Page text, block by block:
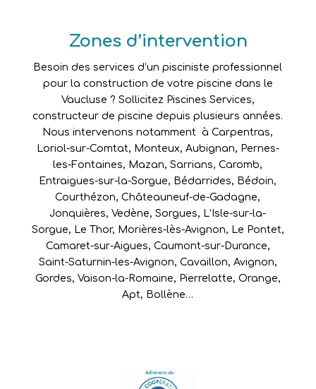
Zones d’intervention
Besoin des services d’un pisciniste professionnel
pour la construction de votre piscine dans le
Vaucluse ? Sollicitez Piscines Services,
constructeur de piscine depuis plusieurs années.
Nous intervenons notamment àCarpentras,
Loriol-sur-Comtat, Monteux, Aubignan, Pernes-
les-Fontaines, Mazan,Sarrians,Caromb,
Entraigues-sur-la-Sorgue, Bédarrides, Bédoin,
Courthézon,Châteauneuf-de-Gadagne,
Jonquières,Vedène,Sorgues, L’Isle-sur-la-
Sorgue, Le Thor, Morières-lès-Avignon, Le Pontet,
Camaret-sur-Aigues, Caumont-sur-Durance,
Saint-Saturnin-les-Avignon, Cavaillon, Avignon,
Gordes, Vaison-la-Romaine, Pierrelatte, Orange,
Apt, Bollène…